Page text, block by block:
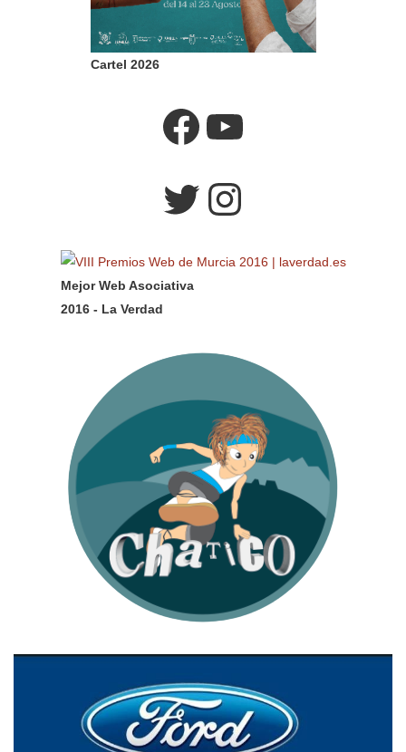
Cartel 2026
Mejor Web Asociativa
2016 - La Verdad